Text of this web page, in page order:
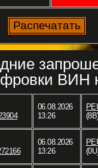
ВИН
06.08.2026
13:26
06.08.2026
13:26